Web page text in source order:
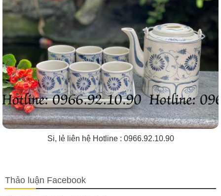
Si, lẻ liên hệ Hotline : 0966.92.10.90
Thảo luận Facebook